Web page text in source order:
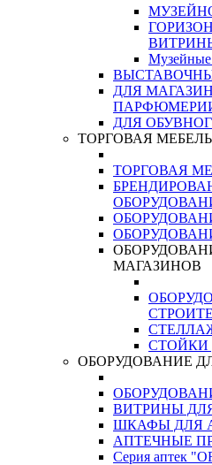
ДЛЯ
ДЛЯ
ТОРГОВАЯ МЕБЕЛЬ
ТОРГОВАЯ
МАГАЗИНОВ
СТОЙКИ
ОБОРУДОВАНИЕ
ВИТРИНЫ
ШКАФЫ ДЛЯ
АПТЕЧНЫЕ
Серия аптек